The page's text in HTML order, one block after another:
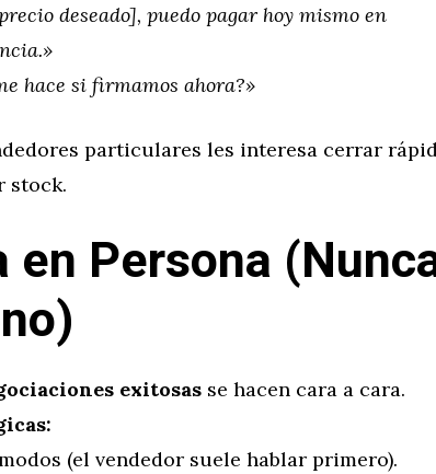
deseado], puedo pagar hoy mismo en
hace si firmamos ahora?»
particulares les interesa cerrar
stock.
en Persona
exitosas se hacen cara a cara.
(el vendedor suele hablar primero).